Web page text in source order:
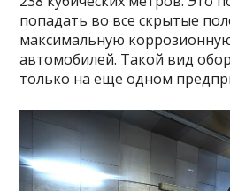
попадать во все скрытые
максимальную
автомобилей. Такой вид
только на еще одном